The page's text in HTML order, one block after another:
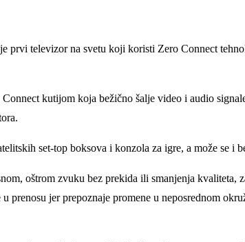
televizor na svetu koji koristi Zero Connect
kutijom koja bežično šalje video i audio
set-top boksova i konzola za igre, a može se i
oštrom zvuku bez prekida ili smanjenja
prenosu jer prepoznaje promene u neposrednom